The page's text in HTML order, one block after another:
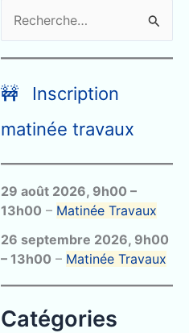
e
c
h
r
c
h
e
r
🚧 Inscription
matinée travaux
29 août 2026, 9h00 –
13h00 – Matinée Travaux
26 septembre 2026, 9h00
– 13h00 – Matinée Travaux
Catégories